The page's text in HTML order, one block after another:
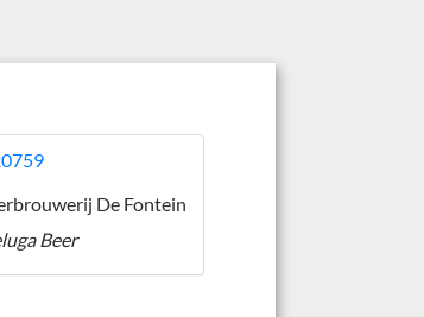
De Fontein
Beer